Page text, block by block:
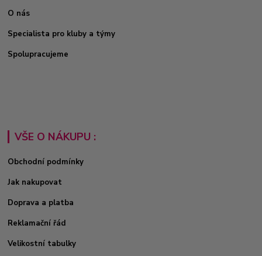
O nás
Specialista pro kluby a týmy
Spolupracujeme
VŠE O NÁKUPU :
Obchodní podmínky
Jak nakupovat
Doprava a platba
Reklamační řád
Velikostní tabulky